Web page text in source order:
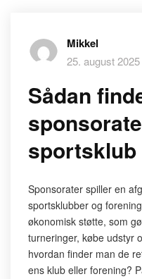
Mikkel
25. august 2025
Sådan
sportsklub
Sponsorater spiller en
sportsklubber og
økonomisk støtte, som
turneringer, købe udstyr
hvordan finder man de
ens klub eller forening?